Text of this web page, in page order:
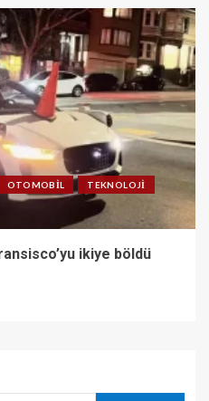
OTOMOBIL TEKNOLOJI
ikiye böldü